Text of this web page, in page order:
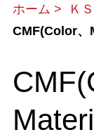
ホーム
Ｋ
CMF(Color